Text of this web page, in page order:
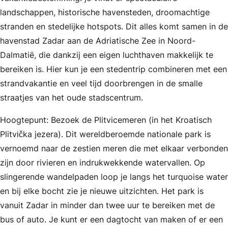
landschappen, historische havensteden, droomachtige
stranden en stedelijke hotspots. Dit alles komt samen in de
havenstad Zadar aan de Adriatische Zee in Noord-
Dalmatië, die dankzij een eigen luchthaven makkelijk te
bereiken is. Hier kun je een stedentrip combineren met een
strandvakantie en veel tijd doorbrengen in de smalle
straatjes van het oude stadscentrum.
Hoogtepunt: Bezoek de Plitvicemeren (in het Kroatisch
Plitvička jezera). Dit wereldberoemde nationale park is
vernoemd naar de zestien meren die met elkaar verbonden
zijn door rivieren en indrukwekkende watervallen. Op
slingerende wandelpaden loop je langs het turquoise water
en bij elke bocht zie je nieuwe uitzichten. Het park is
vanuit Zadar in minder dan twee uur te bereiken met de
bus of auto. Je kunt er een dagtocht van maken of er een